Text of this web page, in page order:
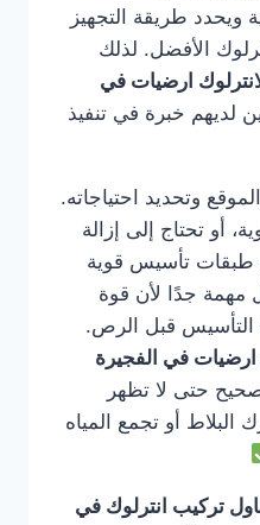
طريقة التجهيز
الأفضل. لذلك
ارضيات في
لديهم خبرة في تنفيذ
وتحديد احتياجاته.
أو تحتاج إلى إزالة
طبقات تأسيس قوية
مهمة جدًا لأن قوة
التأسيس قبل الرص.
ارضيات في الفجيرة
حتى لا تظهر
أو تجمع المياه
تركيب انترلوك في